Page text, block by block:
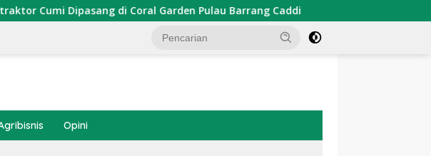
Dipasang di Coral Garden Pulau Barrang Caddi
Opini